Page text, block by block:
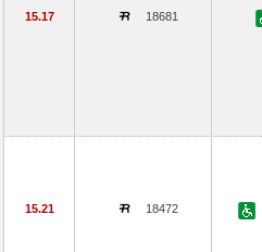
15.17 18681
15.21 18472